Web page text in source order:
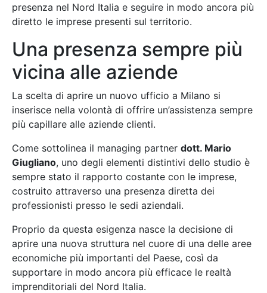
presenza nel Nord Italia e seguire in modo ancora più
diretto le imprese presenti sul territorio.
Una presenza sempre più
vicina alle aziende
La scelta di aprire un nuovo ufficio a Milano si
inserisce nella volontà di offrire un’assistenza sempre
più capillare alle aziende clienti.
Come sottolinea il managing partner dott. Mario
Giugliano, uno degli elementi distintivi dello studio è
sempre stato il rapporto costante con le imprese,
costruito attraverso una presenza diretta dei
professionisti presso le sedi aziendali.
Proprio da questa esigenza nasce la decisione di
aprire una nuova struttura nel cuore di una delle aree
economiche più importanti del Paese, così da
supportare in modo ancora più efficace le realtà
imprenditoriali del Nord Italia.